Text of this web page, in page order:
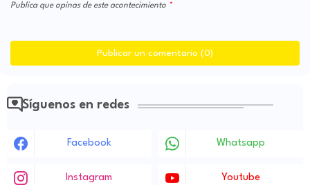
Publica que opinas de este acontecimiento
Publicar un comentario (0)
Síguenos en redes
Facebook Whatsapp
Instagram Youtube